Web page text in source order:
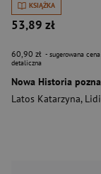
KSIĄŻKA
53,89 zł
60,90 zł - sugerowana cena
detaliczna
Latos Katarzyna, Lidia Leszczyńska